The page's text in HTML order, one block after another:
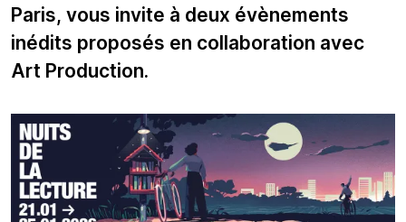
Paris, vous invite à deux évènements
inédits proposés en collaboration avec
Art Production.